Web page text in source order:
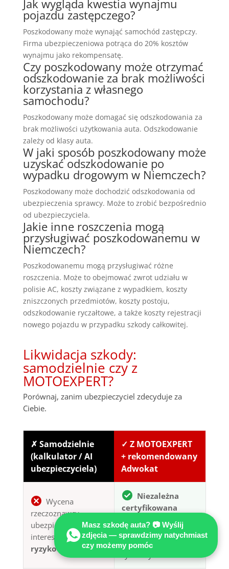
Jak wygląda kwestia wynajmu
pojazdu zastępczego?
Poszkodowany może wynająć samochód zastępczy.
Firma ubezpieczeniowa potrąca do 20% kosztów
wynajmu jako rekompensatę.
Czy poszkodowany może otrzymać
odszkodowanie za brak możliwości
korzystania z własnego
samochodu?
Poszkodowany może domagać się odszkodowania za
brak możliwości użytkowania auta. Odszkodowanie
zależy od klasy auta.
W jaki sposób poszkodowany może
uzyskać odszkodowanie po
wypadku drogowym w Niemczech?
Poszkodowany może dochodzić odszkodowania od
ubezpieczenia sprawcy. Może to zrobić bezpośrednio
od ubezpieczyciela.
Jakie inne roszczenia mogą
przysługiwać poszkodowanemu w
Niemczech?
Poszkodowanemu mogą przysługiwać różne
roszczenia. Może to obejmować zwrot udziału w
polisie AC, koszty związane z wypadkiem, koszty
zniszczonych przedmiotów, koszty postoju,
odszkodowanie ryczałtowe, a także koszty rejestracji
nowego pojazdu w przypadku szkody całkowitej.
Likwidacja szkody:
samodzielnie czy z
MOTOEXPERT?
Porównaj, zanim ubezpieczyciel zdecyduje za
Ciebie.
✗ Samodzielnie
(kalkulator / AI
ubezpieczyciela)
✓ Z MOTOEXPERT
+ rekomendowany
Adwokat
Wycena
rzeczoznawcy
ubezpieczyciela —
interes płatnika,
ryzyko zaniżenia
Niezależna
certyfikowana
opinia techniczna
— pełny kosztorys
wg stawek
Masz szkodę auta? 📷 Wyślij
zdjęcia — sprawdzimy natychmiast
czy możemy pomóc